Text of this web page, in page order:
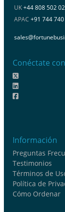
UK+44 808 502
APAC +91 744
Conéctate
Información
Preguntas
Testimonios
Términos de
Política de
Cómo Ordenar